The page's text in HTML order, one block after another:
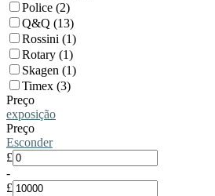
Police (2)
Q&Q (13)
Rossini (1)
Rotary (1)
Skagen (1)
Timex (3)
Preço
exposição
Preço
Esconder
£
-
£